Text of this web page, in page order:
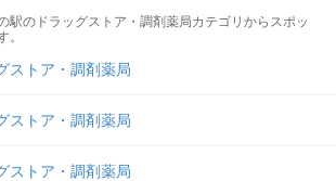
駅のドラッグストア・調剤薬局カテゴリからスポッ
。
ストア・調剤薬局
ストア・調剤薬局
ストア・調剤薬局